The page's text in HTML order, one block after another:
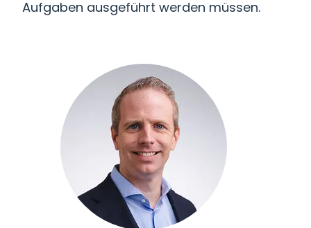
Aufgaben ausgeführt werden müssen.